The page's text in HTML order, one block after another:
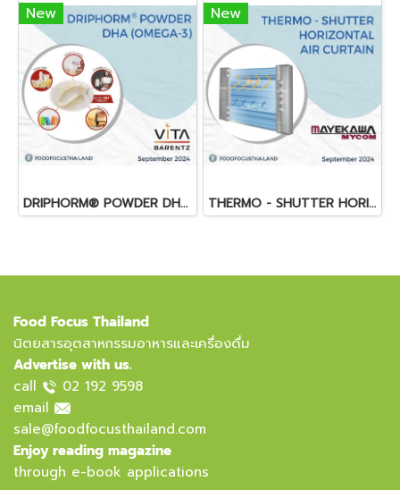
New
DRIPHORM® POWDER DHA (OMEGA-3)
New
THERMO - SHUTTER HORIZONTAL AIR CURTAIN
Food Focus Thailand
นิตยสารอุตสาหกรรมอาหารและเครื่องดื่ม
Advertise with us.
call
02 192 9598
email
sale@foodfocusthailand.com
Enjoy reading magazine
through e-book applications